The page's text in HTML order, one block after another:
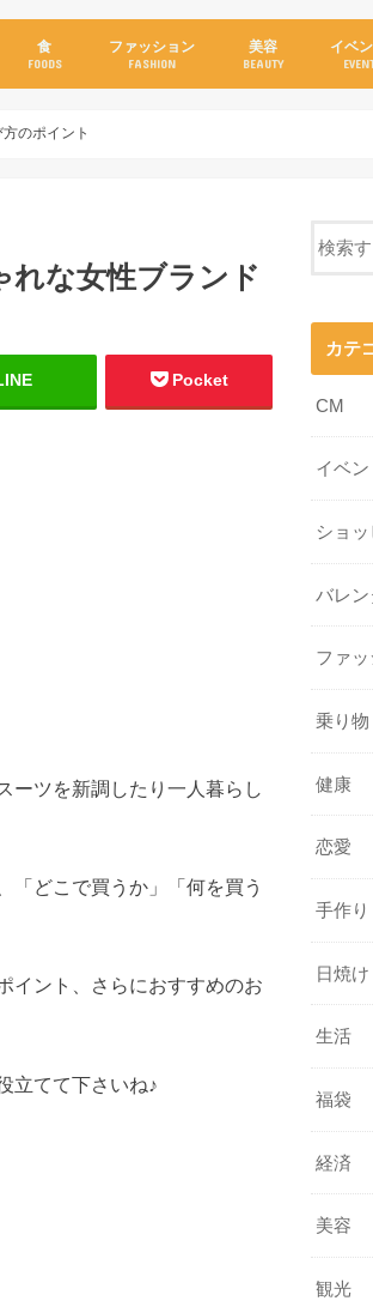
食
FOODS
ファッション
FASHION
美容
BEAUTY
イベ
のポイント
れな女性ブランド
Pocket
ーツを新調したり一人暮らし
「どこで買うか」「何を買う
イント、さらにおすすめのお
立てて下さいね♪
カテ
CM
イベン
ショ
バレ
ファ
乗り物
健康
恋愛
手作
日焼け
生活
福袋
経済
美容
観光